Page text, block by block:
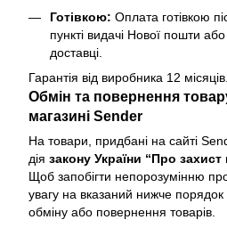
Готівкою: Оплата готівкою
пункті видачі Нової пошти
доставці.
Гарантія від виробника 12 місяців.
Обмін та повернення
магазині Sender
На товари, придбані на сайті
дія закону України “Про
Щоб запобігти непорозумінню
увагу на вказаний нижче
обміну або повернення товарів.